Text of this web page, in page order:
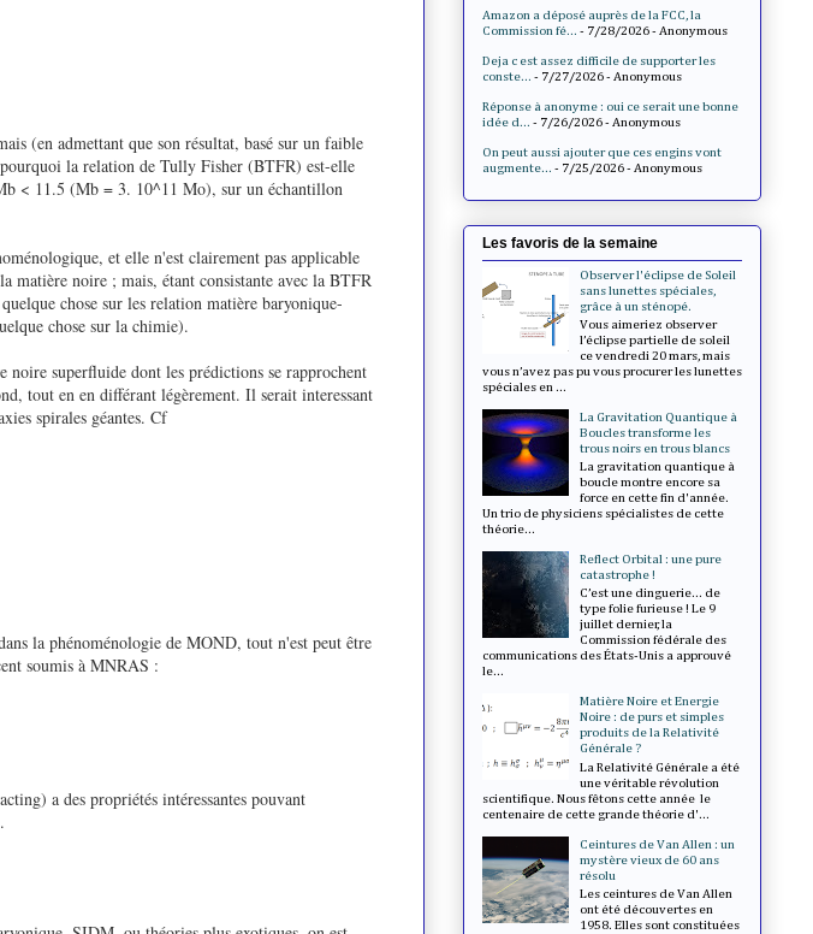
(en admettant que son résultat, basé sur un faible
la relation de Tully Fisher (BTFR) est-elle
< 11.5 (Mb = 3. 10^11 Mo), sur un échantillon
et elle n'est clairement pas applicable
matière noire ; mais, étant consistante avec la BTFR
chose sur les relation matière baryonique-
chose sur la chimie).
superfluide dont les prédictions se rapprochent
tout en en différant légèrement. Il serait interessant
spirales géantes. Cf
la phénoménologie de MOND, tout n'est peut être
soumis à MNRAS :
a des propriétés intéressantes pouvant
Amazon a déposé auprès de la FCC, la
Commission fé... - 7/28/2026- Anonymous
Deja c est assez difficile de supporter les
conste... - 7/27/2026- Anonymous
Réponse à anonyme : oui ce serait une bonne
idée d... - 7/26/2026- Anonymous
On peut aussi ajouter que ces engins vont
augmente... - 7/25/2026- Anonymous
Les favoris de la semaine
Observer l'éclipse de Soleil
sans lunettes spéciales,
grâce à un sténopé.
Vous aimeriez observer
l’éclipse partielle de soleil
ce vendredi 20 mars, mais
vous n’avez pas pu vous procurer les lunettes
spéciales en ...
La Gravitation Quantique à
Boucles transforme les
trous noirs en trous blancs
La gravitation quantique à
boucle montre encore sa
force en cette fin d'année.
Un trio de physiciens spécialistes de cette
théorie...
Reflect Orbital : une pure
catastrophe !
C’est une dinguerie... de
type folie furieuse ! Le 9
juillet dernier, la
Commission fédérale des
communications des États-Unis a approuvé
le...
Matière Noire et Energie
Noire : de purs et simples
produits de la Relativité
Générale ?
La Relativité Générale a été
une véritable révolution
scientifique. Nous fêtons cette année le
centenaire de cette grande théorie d'...
Ceintures de Van Allen : un
mystère vieux de 60 ans
résolu
Les ceintures de Van Allen
ont été découvertes en
1958. Elles sont constituées